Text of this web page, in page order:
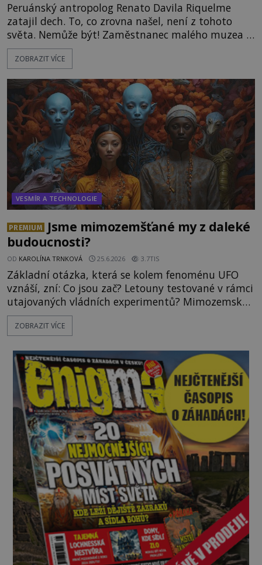
Peruánský antropolog Renato Davila Riquelme
zatajil dech. To, co zrovna našel, není z tohoto
světa. Nemůže být! Zaměstnanec malého muzea v
peruánském městečku Andahuaylillas nedaleko
legendárního Cuzca pomalu sestupuje z posvátné
Právě nalezl ostatky dvou mimozemšťanů! Vědci
nad nálezem kroutí hlavou. Už na
ZOBRAZIT VÍCE
VESMÍR A TECHNOLOGIE
PREMIUM
Jsme mimozemšťané my z daleké
budoucnosti?
OD KAROLÍNA TRNKOVÁ 25.6.2026 3.7TIS
Základní otázka, která se kolem fenoménu UFO
vznáší, zní: Co jsou zač? Letouny testované v rámci
utajovaných vládních experimentů? Mimozemské
vesmírné lodě plnící na Zemi nám neznámý úkol?
Skokani mezi dimenzemi, putující po mostech
možnostech již desítky let vzrušeně diskutují
vědci, ufologo
ZOBRAZIT VÍCE